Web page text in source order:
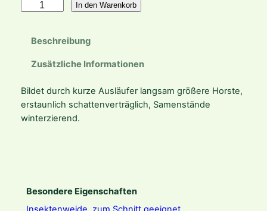
e
o
b
M
In den Warenkorb
Beschreibung
Zusätzliche Informationen
Bildet durch kurze Ausläufer langsam größere Horste,
erstaunlich schattenverträglich, Samenstände
winterzierend.
Besondere Eigenschaften